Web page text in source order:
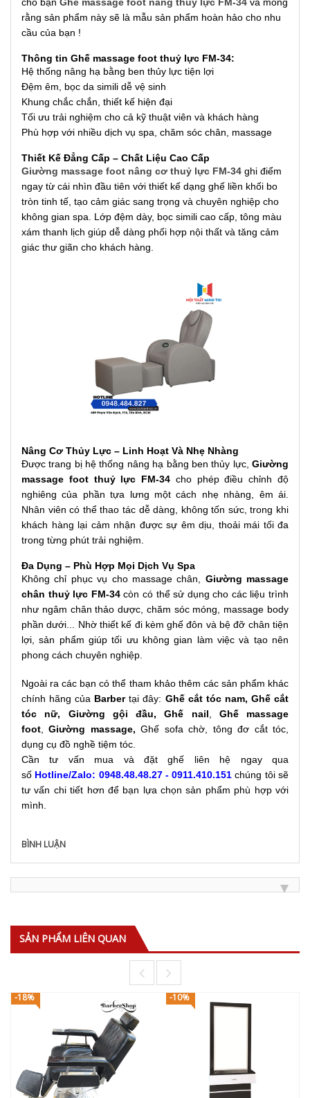
rằng sản phẩm này sẽ là mẫu sản phẩm hoàn hảo cho nhu
cầu của bạn !
Thông tin Ghế massage foot thuỷ lực FM-34:
Hệ thống nâng hạ bằng ben thủy lực tiện lợi
Đệm êm, bọc da simili dễ vệ sinh
Khung chắc chắn, thiết kế hiện đại
Tối ưu trải nghiệm cho cả kỹ thuật viên và khách hàng
Phù hợp với nhiều dịch vụ spa, chăm sóc chân, massage
Thiết Kế Đẳng Cấp – Chất Liệu Cao Cấp
Giường massage foot nâng cơ thuỷ lực FM-34 ghi điểm
ngay từ cái nhìn đầu tiên với thiết kế dạng ghế liền khối bo
tròn tinh tế, tạo cảm giác sang trọng và chuyên nghiệp cho
không gian spa. Lớp đệm dày, bọc simili cao cấp, tông màu
xám thanh lịch giúp dễ dàng phối hợp nội thất và tăng cảm
giác thư giãn cho khách hàng.
Nâng Cơ Thủy Lực – Linh Hoạt Và Nhẹ Nhàng
Được trang bị hệ thống nâng hạ bằng ben thủy lực, Giường
massage foot thuỷ lực FM-34 cho phép điều chỉnh độ
nghiêng của phần tựa lưng một cách nhẹ nhàng, êm ái.
Nhân viên có thể thao tác dễ dàng, không tốn sức, trong khi
khách hàng lại cảm nhận được sự êm dịu, thoải mái tối đa
trong từng phút trải nghiệm.
Đa Dụng – Phù Hợp Mọi Dịch Vụ Spa
Không chỉ phục vụ cho massage chân, Giường massage
chân thuỷ lực FM-34còn có thể sử dụng cho các liệu trình
như ngâm chân thảo dược, chăm sóc móng, massage body
phần dưới... Nhờ thiết kế đi kèm ghế đôn và bệ đỡ chân tiện
lợi, sản phẩm giúp tối ưu không gian làm việc và tạo nên
phong cách chuyên nghiệp.
Ngoài ra các bạn có thể tham khảo thêm các sản phẩm khác
chính hãng của Barbertại đây: Ghế cắt tóc nam, Ghế cắt
tóc nữ, Giường gội đầu,Ghế nail
Ghế massage
foot ,Giường massage, Ghế sofa chờ, tông đơ cắt tóc,
dụng cụ đồ nghề tiệm tóc.
Cần tư vấn mua và đặt ghế liên hệ ngay qua
số Hotline/Zalo: 0948.48.48.27 - 0911.410.151 chúng tôi sẽ
tư vấn chi tiết hơn để bạn lựa chọn sản phẩm phù hợp với
mình.
BÌNH LUẬN
SẢN PHẨM LIÊN QUAN
-18% -10%